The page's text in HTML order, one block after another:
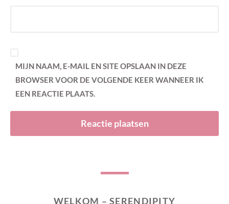
MIJN NAAM, E-MAIL EN SITE OPSLAAN IN DEZE
BROWSER VOOR DE VOLGENDE KEER WANNEER IK
EEN REACTIE PLAATS.
WELKOM – SERENDIPITY